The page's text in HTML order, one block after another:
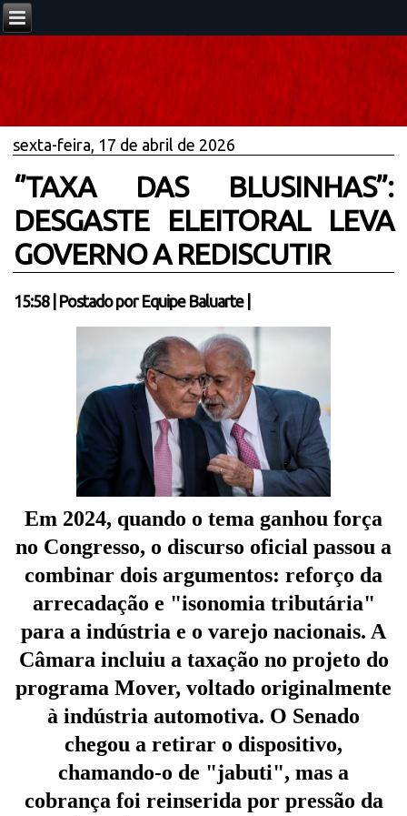
sexta-feira, 17 de abril de 2026
‘’TAXA DAS BLUSINHAS’’:
DESGASTE ELEITORAL LEVA
GOVERNO A REDISCUTIR
15:58| Postado por Equipe Baluarte
Em 2024, quando o tema ganhou força
no Congresso, o discurso oficial passou a
combinar dois argumentos: reforço da
arrecadação e "isonomia tributária"
para a indústria e o varejo nacionais. A
Câmara incluiu a taxação no projeto do
programa Mover, voltado originalmente
à indústria automotiva. O Senado
chegou a retirar o dispositivo,
chamando-o de "jabuti", mas a
cobrança foi reinserida por pressão da